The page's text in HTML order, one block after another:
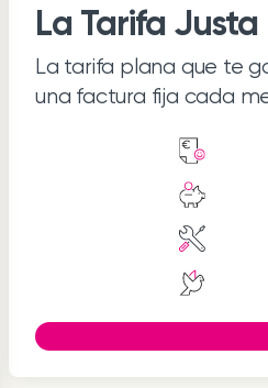
La Tarifa Justa
La tarifa plana que te
una factura fija cada